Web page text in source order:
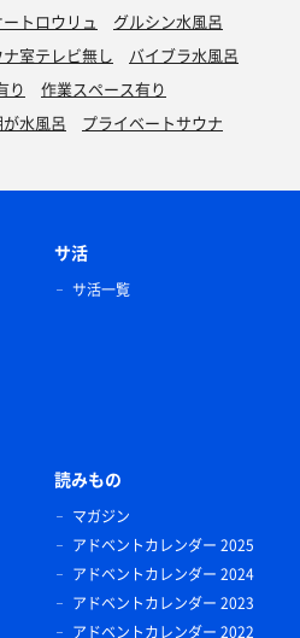
ートロウリュ
グルシン水風呂
室テレビ無し
バイブラ水風呂
り
作業スペース有り
水風呂 プライベートサウナ
サ活
サ活一覧
読みもの
マガジン
アドベントカレンダー 2025
アドベントカレンダー 2024
アドベントカレンダー 2023
アドベントカレンダー 2022